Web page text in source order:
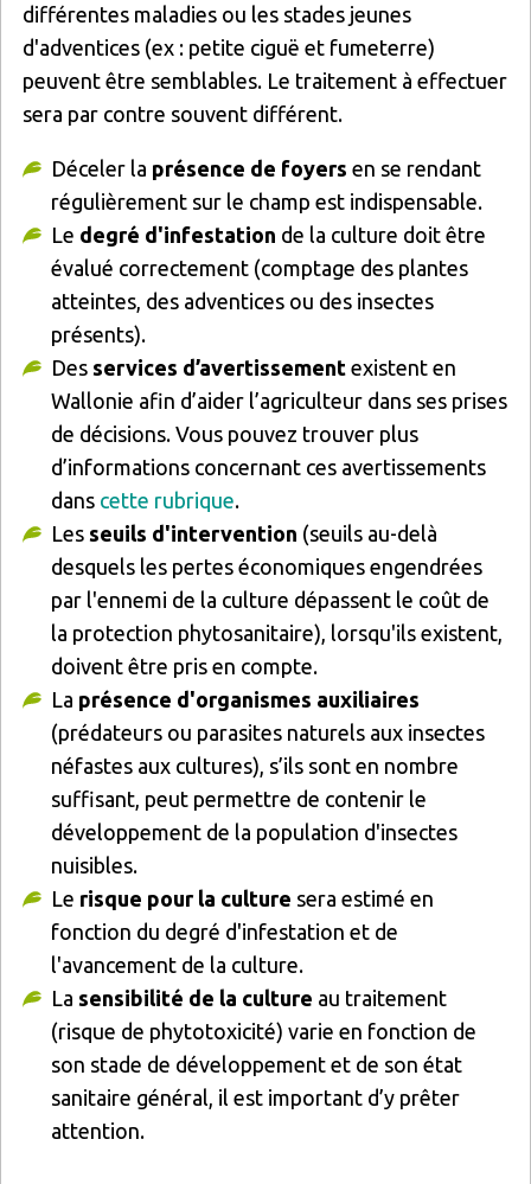
différentes maladies ou les stades jeunes
d'adventices (ex : petite ciguë et fumeterre)
peuvent être semblables. Le traitement à effectuer
sera par contre souvent différent.
Déceler la présence de foyers en se rendant
régulièrement sur le champ est indispensable.
Le degré d'infestation de la culture doit être
évalué correctement (comptage des plantes
atteintes, des adventices ou des insectes
présents).
Des services d’avertissement existent en
Wallonie afin d’aider l’agriculteur dans ses prises
de décisions. Vous pouvez trouver plus
d’informations concernant ces avertissements
dans cette rubrique.
Les seuils d'intervention (seuils au-delà
desquels les pertes économiques engendrées
par l'ennemi de la culture dépassent le coût de
la protection phytosanitaire), lorsqu'ils existent,
doivent être pris en compte.
La présence d'organismes auxiliaires
(prédateurs ou parasites naturels aux insectes
néfastes aux cultures), s’ils sont en nombre
suffisant, peut permettre de contenir le
développement de la population d'insectes
nuisibles.
Le risque pour la culture sera estimé en
fonction du degré d'infestation et de
l'avancement de la culture.
La sensibilité de la culture au traitement
(risque de phytotoxicité) varie en fonction de
son stade de développement et de son état
sanitaire général, il est important d’y prêter
attention.